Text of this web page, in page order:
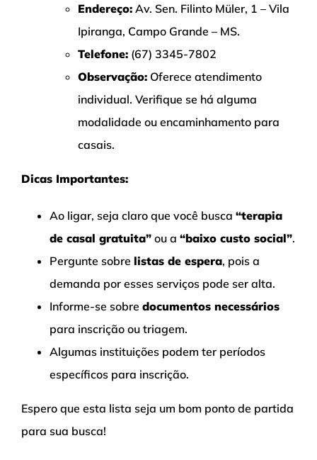
Endereço: Av. Sen. Filinto Müler, 1 – Vila
Ipiranga, Campo Grande – MS.
Telefone: (67) 3345-7802
Observação: Oferece atendimento
individual. Verifique se há alguma
modalidade ou encaminhamento para
casais.
Dicas Importantes:
Ao ligar, seja claro que você busca “terapia
de casal gratuita” ou a “baixo custo social”.
Pergunte sobre listas de espera, pois a
demanda por esses serviços pode ser alta.
Informe-se sobre documentos necessários
para inscrição ou triagem.
Algumas instituições podem ter períodos
específicos para inscrição.
Espero que esta lista seja um bom ponto de partida
para sua busca!